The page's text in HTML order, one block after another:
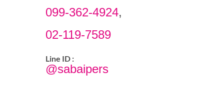
099-362-4924,
02-119-7589
Line ID :
@sabaipers